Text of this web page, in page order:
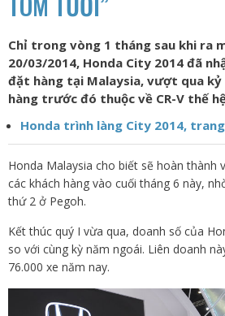
Chỉ trong vòng 1 tháng sau khi ra
20/03/2014, Honda City 2014 đã
đặt hàng tại Malaysia, vượt qua kỷ
hàng trước đó thuộc về CR-V thế
Honda trình làng City 2014,
Honda Malaysia cho biết sẽ hoàn thành
các khách hàng vào cuối tháng 6 này,
thứ 2 ở Pegoh.
Kết thúc quý I vừa qua, doanh số của
so với cùng kỳ năm ngoái. Liên doanh
76.000 xe năm nay.